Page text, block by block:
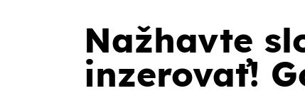
Nažhavte
inzerovať!